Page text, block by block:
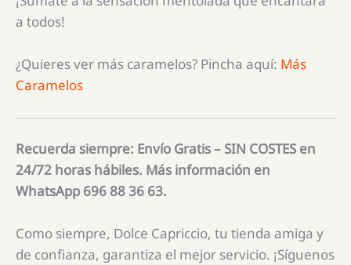
a todos!
¿Quieres ver más caramelos? Pincha aquí: Más
Caramelos
Recuerda siempre: Envío Gratis – SIN COSTES en
24/72 horas hábiles. Más información en
WhatsApp 696 88 36 63.
Como siempre, Dolce Capriccio, tu tienda amiga y
de confianza, garantiza el mejor servicio. ¡Síguenos